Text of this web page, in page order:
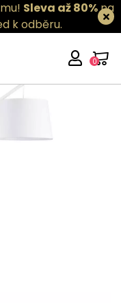
Sleva až 80%na
k odběru.
0